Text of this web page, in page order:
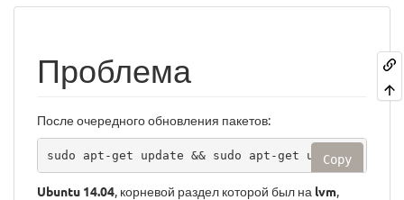
Проблема
После очередного обновления пакетов:
sudo apt-get update && sudo apt-get upgrade
Copy
Ubuntu 14.04, корневой раздел которой был на lvm,